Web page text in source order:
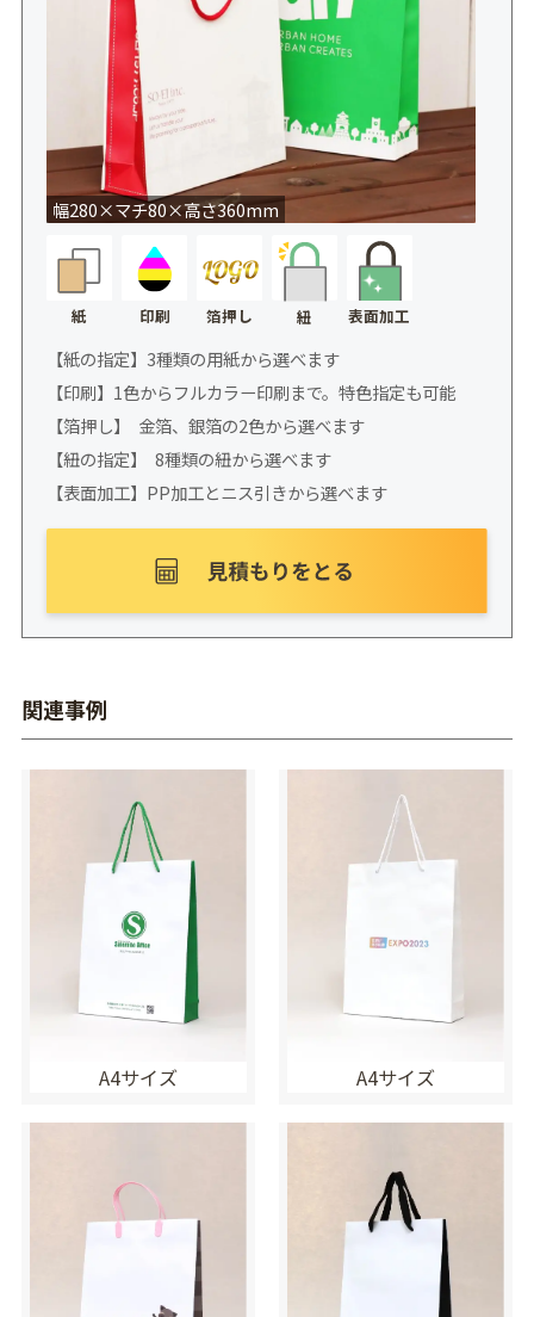
幅280×マチ80×高さ360mm
紙 印刷 箔押し 紐 表面加工
【紙の指定】3種類の用紙から選べます
【印刷】1色からフルカラー印刷まで。特色指定も可能
【箔押し】 金箔、銀箔の2色から選べます
【紐の指定】 8種類の紐から選べます
【表面加工】PP加工とニス引きから選べます
関連事例
A4サイズ A4サイズ